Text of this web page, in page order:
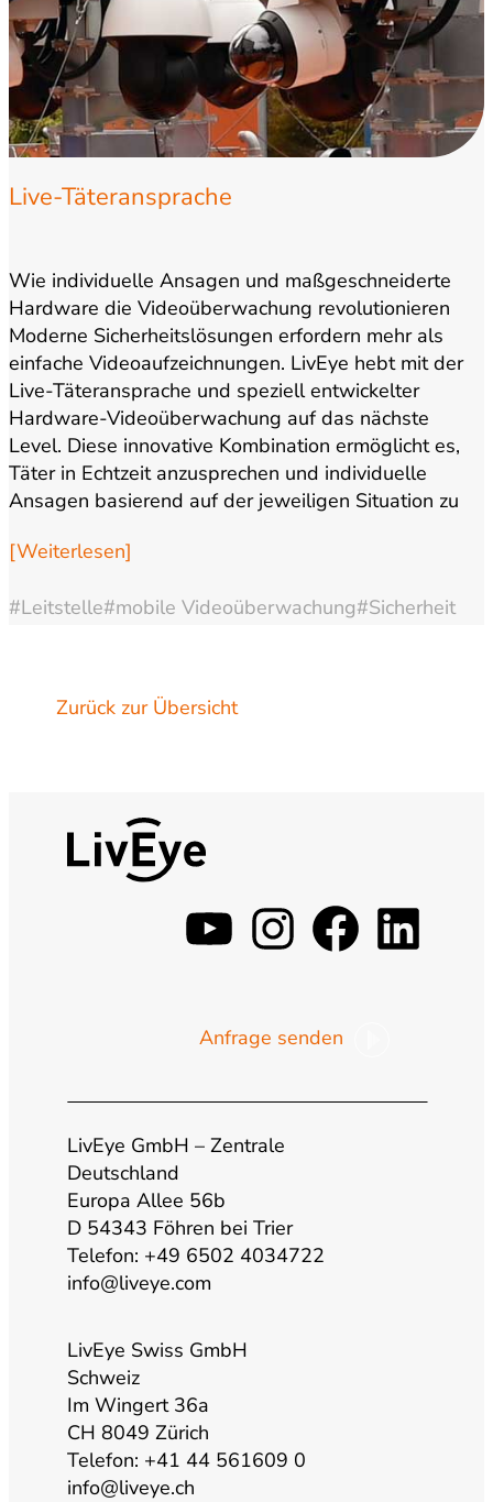
Live-Täteransprache
Wie individuelle Ansagen und maßgeschneiderte
Hardware die Videoüberwachung revolutionieren
Moderne Sicherheitslösungen erfordern mehr als
einfache Videoaufzeichnungen. LivEye hebt mit der
Live-Täteransprache und speziell entwickelter
Hardware-Videoüberwachung auf das nächste
Level. Diese innovative Kombination ermöglicht es,
Täter in Echtzeit anzusprechen und individuelle
Ansagen basierend auf der jeweiligen Situation zu
die…
[Weiterlesen]
#Leitstelle#mobile Videoüberwachung#Sicherheit
Zurück zur Übersicht
y
u
t
b
s
t
g
e
k
Anfrage senden
LivEye GmbH – Zentrale
Deutschland
Europa Allee 56b
D 54343 Föhren bei Trier
Telefon: +49 6502 4034722
info@liveye.com
LivEye Swiss GmbH
Schweiz
Im Wingert 36a
CH 8049 Zürich
Telefon: +41 44 561609 0
info@liveye.ch